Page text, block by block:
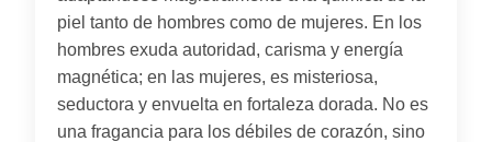
piel tanto de hombres como de mujeres. En los
hombres exuda autoridad, carisma y energía
magnética; en las mujeres, es misteriosa,
seductora y envuelta en fortaleza dorada. No es
una fragancia para los débiles de corazón, sino